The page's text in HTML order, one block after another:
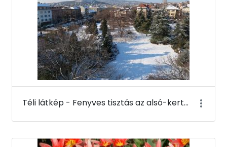
Téli látkép - Fenyves tisztás az alsó-kertben a K-épület tetejéről - Budai Arborétum